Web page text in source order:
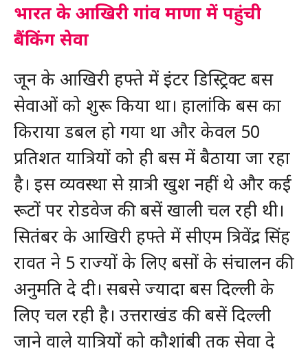
भारत के आखिरी गांव माणा में पहुंची
बैंकिंग सेवा
जून के आखिरी हफ्ते में इंटर डिस्ट्रिक्ट बस
सेवाओं को शुरू किया था। हालांकि बस का
किराया डबल हो गया था और केवल 50
प्रतिशत यात्रियों को ही बस में बैठाया जा रहा
है। इस व्यवस्था से य़ात्री खुश नहीं थे और कई
रूटों पर रोडवेज की बसें खाली चल रही थी।
सितंबर के आखिरी हफ्ते में सीएम त्रिवेंद्र सिंह
रावत ने 5 राज्यों के लिए बसों के संचालन की
अनुमति दे दी। सबसे ज्यादा बस दिल्ली के
लिए चल रही है। उत्तराखंड की बसें दिल्ली
जाने वाले यात्रियों को कौशांबी तक सेवा दे